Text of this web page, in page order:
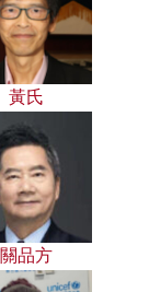
黃氏
關品方